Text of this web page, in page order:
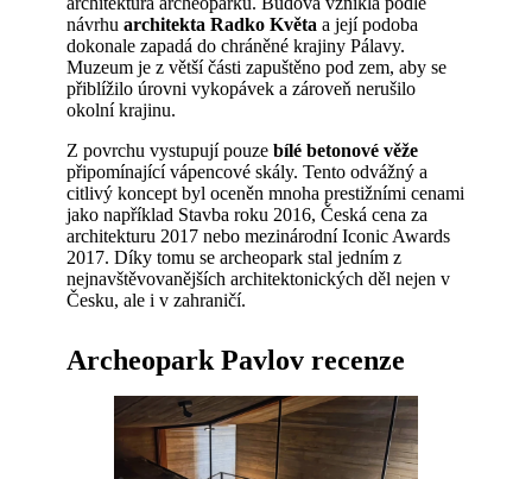
návrhu architekta Radko Květa a její podoba
dokonale zapadá do chráněné krajiny Pálavy.
Muzeum je z větší části zapuštěno pod zem, aby se
přiblížilo úrovni vykopávek a zároveň nerušilo
okolní krajinu.
Z povrchu vystupují pouze bílé betonové věže
připomínající vápencové skály. Tento odvážný a
citlivý koncept byl oceněn mnoha prestižními cenami
jako například Stavba roku 2016, Česká cena za
architekturu 2017 nebo mezinárodní Iconic Awards
2017. Díky tomu se archeopark stal jedním z
nejnavštěvovanějších architektonických děl nejen v
Česku, ale i v zahraničí.
Archeopark Pavlov recenze